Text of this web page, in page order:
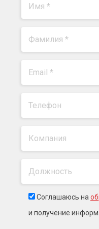
Соглашаюсь на
и получение